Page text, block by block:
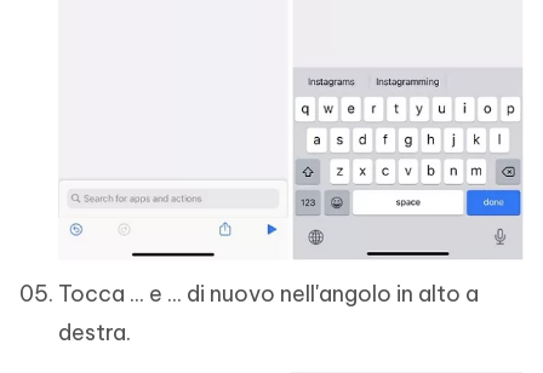
Tocca ... e ... di nuovo nell'angolo in alto a
destra.